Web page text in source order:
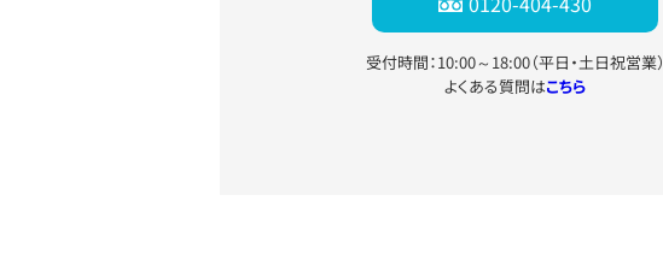
受付時間：10:00～18:00（平日・土日祝営業）
よくある質問はこちら